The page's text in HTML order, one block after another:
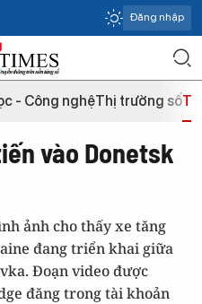
Đăng nhập
- Công nghệThị trường số
vào Donetsk
ảnh cho thấy xe tăng
đang triển khai giữa
Đoạn video được
đăng trong tài khoản